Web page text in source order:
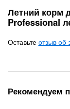
Летний корм
Professional
Оставьте отзыв об
Рекомендуем